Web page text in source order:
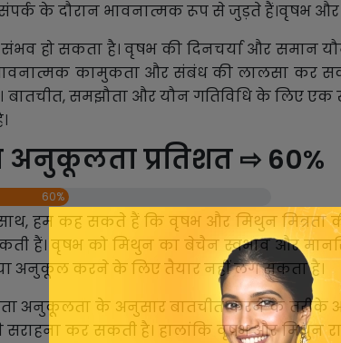
के दौरान भावनात्मक रूप से जुड़ते हैं।वृषभ
संभव हो सकता है। वृषभ की दिनचर्या और समान
कामुकता और संबंध की लालसा कर
बातचीत, समझौता और यौन गतिविधि के लिए
अनुकूलता प्रतिशत ⇨ 60%
60%
हम कह सकते हैं कि वृषभ और मिथुन मित्रता
हैं। वृषभ को मिथुन का बेचैन स्वभाव और
अनुकूल करने के लिए तैयार नहीं लग सकता है।
अनुकूलता के अनुसार बातचीत करने के तरीके
सराहना कर सकती है। हालांकि वृषभ और